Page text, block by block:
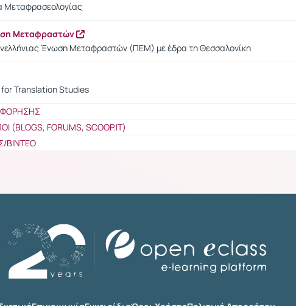
Μεταφρασεολογίας
Μεταφραστών
Ένωση Μεταφραστών (ΠΕΜ) με έδρα τη Θεσσαλονίκη
Translation Studies
(BLOGS, FORUMS, SCOOP.IT)
ΒΙΝΤΕΟ